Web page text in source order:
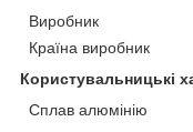
Виробник
Країна виробник
Користувальницькі
Сплав алюмінію